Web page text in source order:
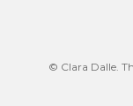
© Clara Dalle.